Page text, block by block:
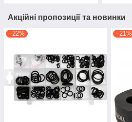
Акційні пропозиції та новинки
–22% –21%